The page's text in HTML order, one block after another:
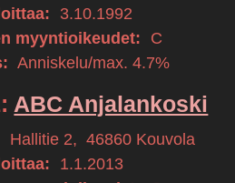
3.10.1992
myyntioikeudet:
C
Anniskelu/max. 4.7%
ABC Anjalankoski
Hallitie 2, 46860 Kouvola
1.1.2013